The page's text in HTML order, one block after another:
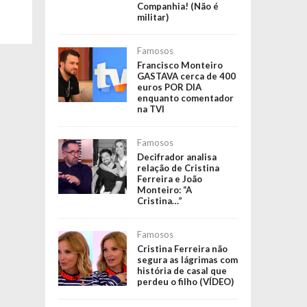
Companhia! (Não é
militar)
Famosos
Francisco Monteiro
GASTAVA cerca de 400
euros POR DIA
enquanto comentador
na TVI
Famosos
Decifrador analisa
relação de Cristina
Ferreira e João
Monteiro: “A
Cristina…”
Famosos
Cristina Ferreira não
segura as lágrimas com
história de casal que
perdeu o filho (VÍDEO)